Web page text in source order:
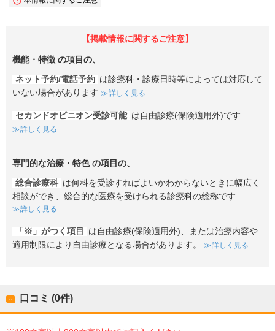
【掲載情報に関するご注意】
機能・特徴 の項目の、
ネット予約/電話予約 は診療科・診療日時等によっては対応して
いない場合があります
詳しく見る
セカンドオピニオン受診可能 は自由診療(保険適用外)です
詳しく見る
専門的な治療・特色の項目の、
総合診療科 は何科を受診すればよいかわからないときに幅広く
相談ができ、総合的な医療を受けられる診療科の総称です
詳しく見る
「※」がつく項目
は自由診療(保険適用外)、または治療内容や
適用制限により自由診療となる場合があります。
詳しく見る
口コミ (0件)